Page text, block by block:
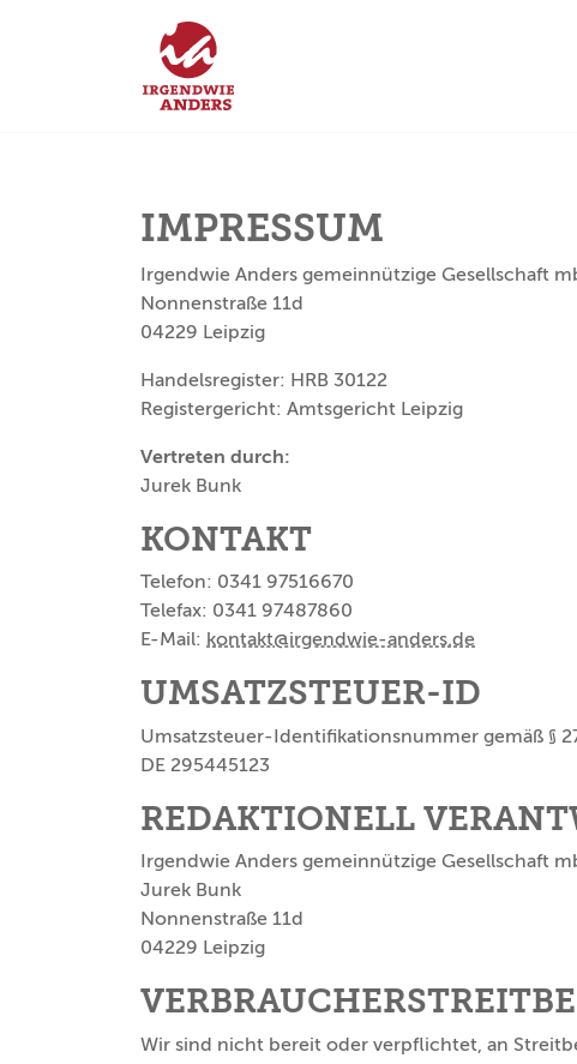
IMPRESSUM
Irgendwie Anders gemeinnützige Gesellschaft
Nonnenstraße 11d
04229 Leipzig
Handelsregister: HRB 30122
Registergericht: Amtsgericht Leipzig
Vertreten durch:
Jurek Bunk
KONTAKT
Telefon: 0341 97516670
Telefax: 0341 97487860
E-Mail: kontakt@irgendwie-anders.de
UMSATZSTEUER-ID
Umsatzsteuer-Identifikationsnummer gemäß §
DE 295445123
REDAKTIONELL
Irgendwie Anders gemeinnützige Gesellschaft
Jurek Bunk
Nonnenstraße 11d
04229 Leipzig
Wir sind nicht bereit oder verpflichtet, an